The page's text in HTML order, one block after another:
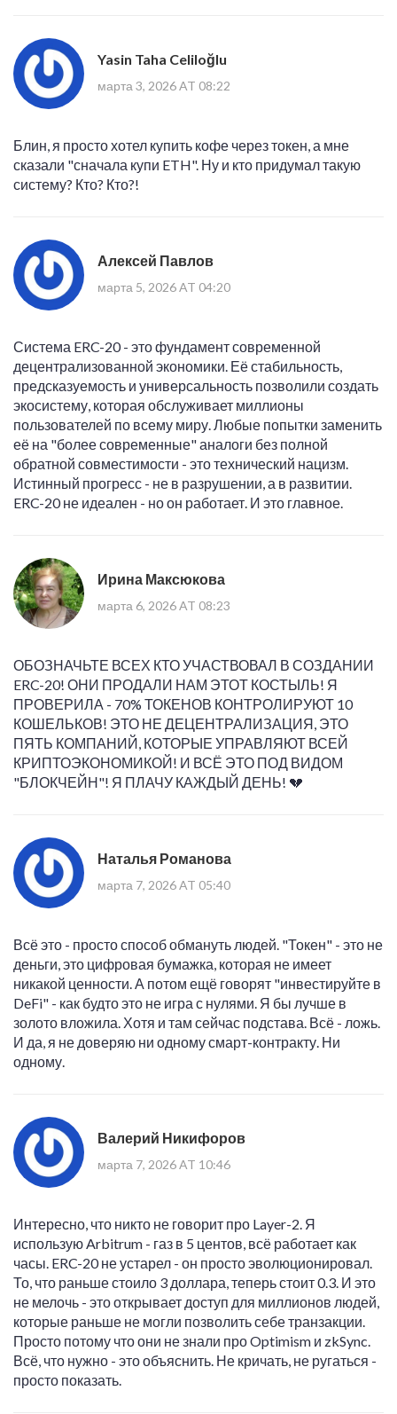
Yasin Taha Celiloğlu
марта 3, 2026 AT 08:22
Блин, я просто хотел купить кофе через токен, а мне
сказали "сначала купи ETH". Ну и кто придумал такую
систему? Кто? Кто?!
Алексей Павлов
марта 5, 2026 AT 04:20
Система ERC-20 - это фундамент современной
децентрализованной экономики. Её стабильность,
предсказуемость и универсальность позволили создать
экосистему, которая обслуживает миллионы
пользователей по всему миру. Любые попытки заменить
её на "более современные" аналоги без полной
обратной совместимости - это технический нацизм.
Истинный прогресс - не в разрушении, а в развитии.
ERC-20 не идеален - но он работает. И это главное.
Ирина Максюкова
марта 6, 2026 AT 08:23
ОБОЗНАЧЬТЕ ВСЕХ КТО УЧАСТВОВАЛ В СОЗДАНИИ
ERC-20! ОНИ ПРОДАЛИ НАМ ЭТОТ КОСТЫЛЬ! Я
ПРОВЕРИЛА - 70% ТОКЕНОВ КОНТРОЛИРУЮТ 10
КОШЕЛЬКОВ! ЭТО НЕ ДЕЦЕНТРАЛИЗАЦИЯ, ЭТО
ПЯТЬ КОМПАНИЙ, КОТОРЫЕ УПРАВЛЯЮТ ВСЕЙ
КРИПТОЭКОНОМИКОЙ! И ВСЁ ЭТО ПОД ВИДОМ
"БЛОКЧЕЙН"! Я ПЛАЧУ КАЖДЫЙ ДЕНЬ! 💔
Наталья Романова
марта 7, 2026 AT 05:40
Всё это - просто способ обмануть людей. "Токен" - это не
деньги, это цифровая бумажка, которая не имеет
никакой ценности. А потом ещё говорят "инвестируйте в
DeFi" - как будто это не игра с нулями. Я бы лучше в
золото вложила. Хотя и там сейчас подстава. Всё - ложь.
И да, я не доверяю ни одному смарт-контракту. Ни
одному.
Валерий Никифоров
марта 7, 2026 AT 10:46
Интересно, что никто не говорит про Layer-2. Я
использую Arbitrum - газ в 5 центов, всё работает как
часы. ERC-20 не устарел - он просто эволюционировал.
То, что раньше стоило 3 доллара, теперь стоит 0.3. И это
не мелочь - это открывает доступ для миллионов людей,
которые раньше не могли позволить себе транзакции.
Просто потому что они не знали про Optimism и zkSync.
Всё, что нужно - это объяснить. Не кричать, не ругаться -
просто показать.